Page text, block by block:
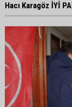
Hacı Karagöz İYİ